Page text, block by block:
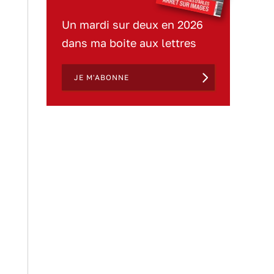
Un mardi sur deux en 2026
dans ma boite aux lettres
JE M'ABONNE